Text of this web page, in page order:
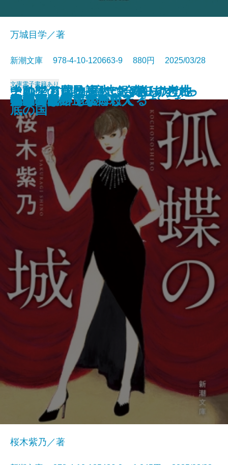
河を渡って木立の中へ
逃げろ逃げろ逃げろ！
灼熱の魂
銃を持つ花嫁
このクリニックはつぶれます！─
医療コンサル高柴一香の診断─
光の犬
中動態の世界─意志と責任の考古
学─
東大なんか入らなきゃよかった
それでも僕は東大に合格したかっ
た─偏差値35からの大逆転─
あの子とQ
万城目学／著
新潮文庫 978-4-10-120663-9 880円 2025/03/28
文庫電子書籍あり
孤蝶の城
桜木紫乃／著
春のこわいもの
アマチュア
ナルニア国物語4 銀のいすと地
底の国
母親になって後悔してる
族長の秋
美澄真白の正なる殺人
小暮写眞館〔上〕
小暮写眞館〔下〕
沈むフランシス